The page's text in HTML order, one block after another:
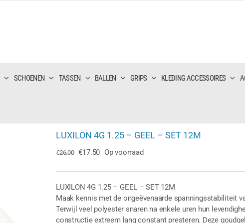
SCHOENEN TASSEN BALLEN GRIPS KLEDING ACCESSOIRES
LUXILON 4G 1.25 – GEEL – SET 12M
€26.00 Oorspronkelijke
was:
€26.00.
€17.50Huidige
is:
€17.50.
Op voorraad
LUXILON 4G 1.25 – GEEL – SET 12M
Maak kennis met de ongeëvenaarde spanningsstabiliteit
Terwijl veel polyester snaren na enkele uren hun
constructie extreem lang constant presteren. Deze